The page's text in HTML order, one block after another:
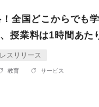
全国どこからでも
授業料は1時間あた
スリリース
教育 サービス